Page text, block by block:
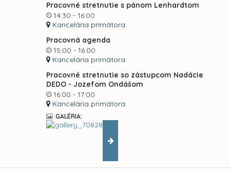
Pracovné stretnutie s pánom Lenhardtom
14:30 - 16:00
Kancelária primátora
Pracovná agenda
15:00 - 16:00
Kancelária primátora
Pracovné stretnutie so zástupcom Nadácie
DEDO - Jozefom Ondášom
16:00 - 17:00
Kancelária primátora
GALÉRIA: